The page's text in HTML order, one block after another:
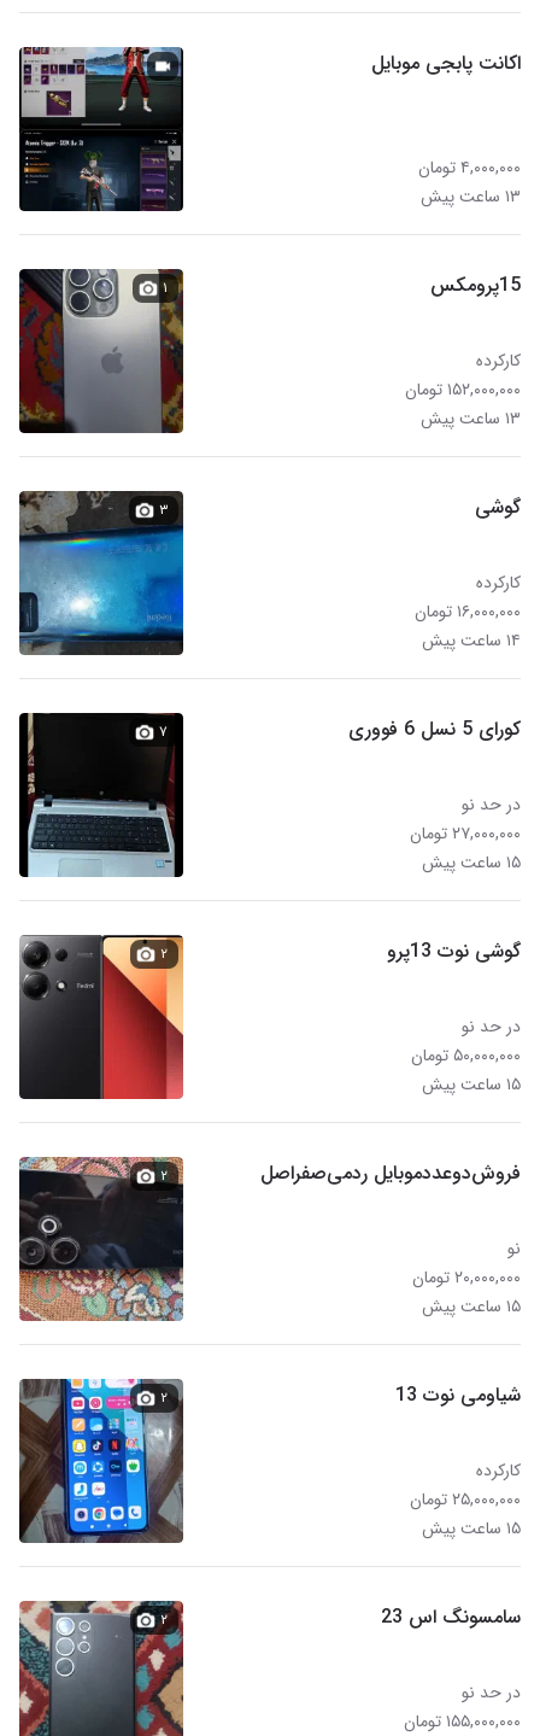
اکانت پابجی موبایل
۴,۰۰۰,۰۰۰ تومان
۱۳ ساعت پیش
15پرومکس
کارکرده
۱۵۲,۰۰۰,۰۰۰ تومان
۱۳ ساعت پیش
۱
گوشی
کارکرده
۱۶,۰۰۰,۰۰۰ تومان
۱۴ ساعت پیش
۳
کورای 5 نسل 6 فووری
در حد نو
۲۷,۰۰۰,۰۰۰ تومان
۱۵ ساعت پیش
۷
گوشی نوت 13پرو
در حد نو
۵۰,۰۰۰,۰۰۰ تومان
۱۵ ساعت پیش
۲
فروش‌دوعدد‌موبایل ‌ردمی‌صفر‌اصل
نو
۲۰,۰۰۰,۰۰۰ تومان
۱۵ ساعت پیش
۲
شیاومی نوت 13
کارکرده
۲۵,۰۰۰,۰۰۰ تومان
۱۵ ساعت پیش
۲
سامسونگ اس 23
در حد نو
۱۵۵,۰۰۰,۰۰۰ تومان
۲